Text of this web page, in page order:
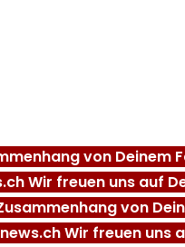
von Deinem
Wir freuen uns auf
von
Wir freuen uns